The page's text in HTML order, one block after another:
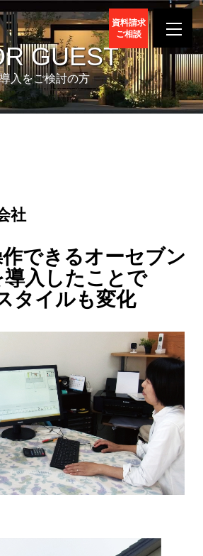
資料請求
ご相談
GUEST
導入をご検討の方
社
できるオーセブン
導入したことで
タイルも変化